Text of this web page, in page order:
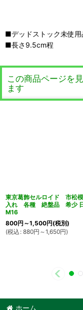
■デッドストック未使用
■長さ9.5cm程
この商品ページを
ます
東京葛飾セルロイド 市松
入れ 各種 絶盤品 希少
M16
800円 ～1,500円(税別)
(税込 : 880円 ～1,650円)
ホーム